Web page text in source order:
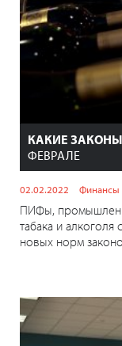
КАКИЕ
ФЕВРАЛЕ
02.02.2022 Финансы
ПИФы,
табака и алкоголя
новых норм